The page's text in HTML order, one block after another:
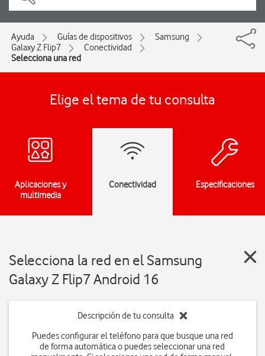
Ayuda Guías de dispositivos
Samsung
Galaxy Z Flip7
Conectividad
Selecciona una red
Elige el tema de tu consulta
Aplicaciones y
multimedia
Conectividad Especificaciones
Selecciona la red en el Samsung
Galaxy Z Flip7 Android 16
Descripción de tu consulta
Puedes configurar el teléfono para que busque una red
de forma automática o puedes seleccionar una red